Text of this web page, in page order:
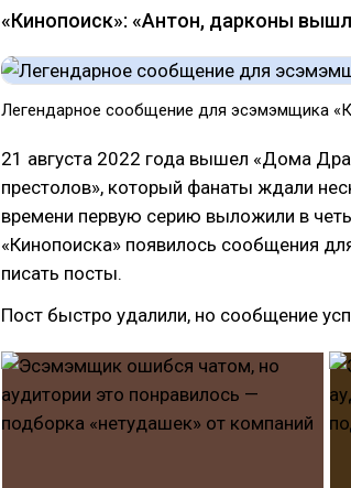
«Кинопоиск»: «Антон, дарконы
Легендарное сообщение для эсэмэмщика
21 августа 2022 года вышел «Дома
престолов», который фанаты ждали
времени первую серию выложили в
«Кинопоиска» появилось сообщения
писать посты.
Пост быстро удалили, но сообщение